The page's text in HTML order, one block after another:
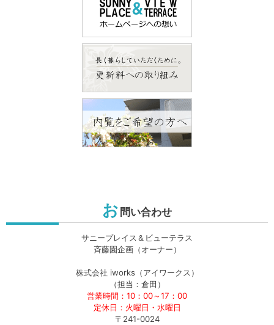
お問い合わせ
サニープレイス＆ビューテラス
斉藤園企画（オーナー）
株式会社 iworks（アイワークス）
（担当：倉田）
営業時間：10：00～17：00
定休日：火曜日・水曜日
〒241-0024